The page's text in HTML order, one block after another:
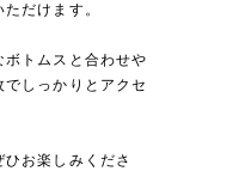
だけます。
トムスと合わせや
しっかりとアクセ
お楽しみくださ